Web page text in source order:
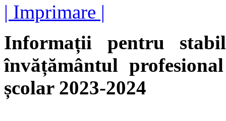
| Imprimare |
Informații pentru
învățământul
școlar 2023-2024